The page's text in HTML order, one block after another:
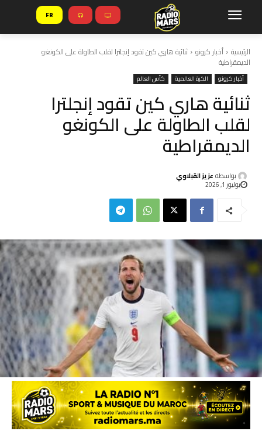
FR
الرئيسية أخبار كرونو ثنائية هاري كين تقود إنجلترا لقلب الطاولة على الكونغو
الديمقراطية
أخبار كرونو الكرة العالمية كأس العالم
ثنائية هاري كين تقود إنجلترا
لقلب الطاولة على الكونغو
الديمقراطية
بواسطة عزيز القبلاوي
يوليوز 1, 2026